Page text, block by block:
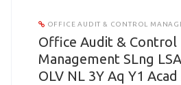
OFFICE AUDIT & CONTROL
Office Audit & Control
Management SLng LSA
OLV NL 3Y Aq Y1 Acad